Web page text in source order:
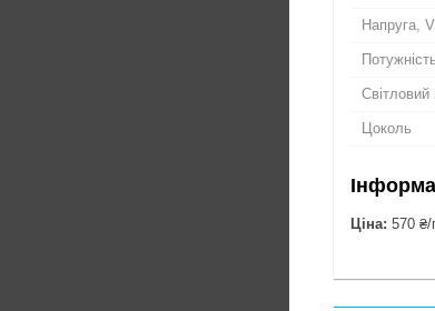
Напруга, V
Світловий
Цоколь
Ціна: 570 ₴/